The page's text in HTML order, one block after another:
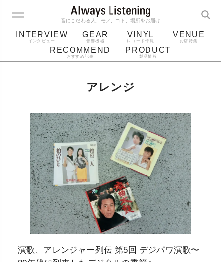
音にこだわる人、モノ、コト、場所をお届け
INTERVIEW
インタビュー
GEAR
音響機器
VINYL
レコード情報
VENUE
お店特集
RECOMMEND
おすすめ記事
PRODUCT
製品情報
bluetooth
アレンジ
演歌、アレンジャー列伝 第5回 デジパワ演歌〜